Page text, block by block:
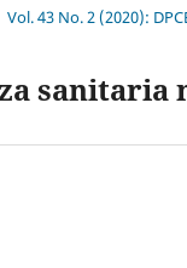
Vol. 43 No. 2 (2020):